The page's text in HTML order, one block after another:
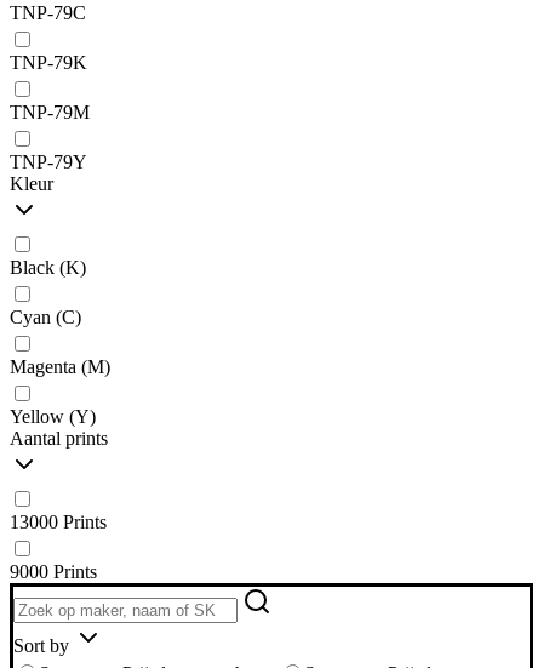
TNP-79C
TNP-79K
TNP-79M
TNP-79Y
Kleur
Black (K)
Cyan (C)
Magenta (M)
Yellow (Y)
Aantal prints
13000 Prints
9000 Prints
Sort by